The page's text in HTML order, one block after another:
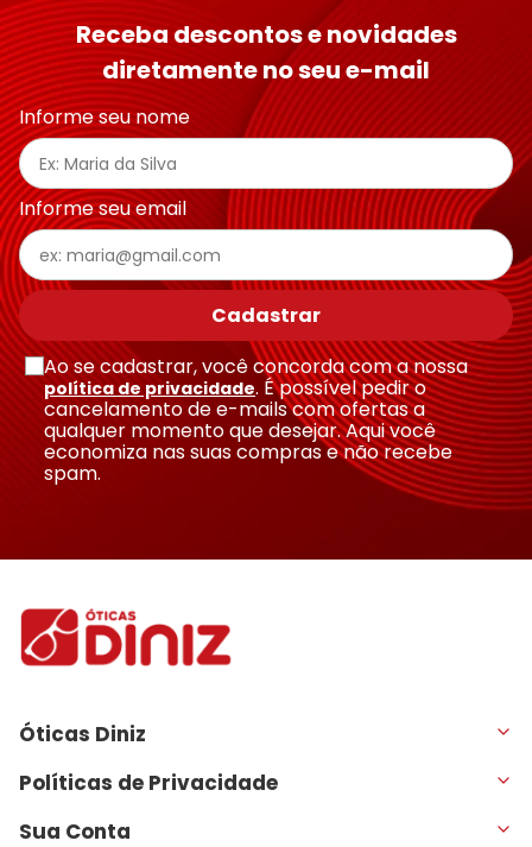
Receba descontos e novidades
diretamente no seu e-mail
Informe seu nome
Informe seu email
Cadastrar
Ao se cadastrar, você concorda com a nossa
política de privacidade. É possível pedir o
cancelamento de e-mails com ofertas a
qualquer momento que desejar. Aqui você
economiza nas suas compras e não recebe
spam.
Óticas Diniz
Políticas de Privacidade
Sua Conta